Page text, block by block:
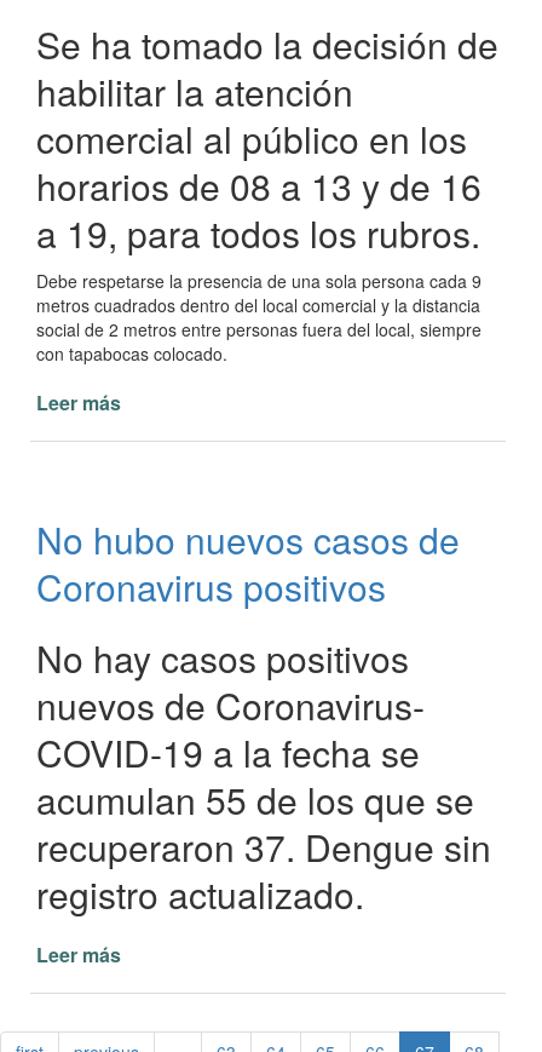
horas
Se ha tomado la decisión de
habilitar la atención
comercial al público en los
horarios de 08 a 13 y de 16
a 19, para todos los rubros.
Debe respetarse la presencia de una sola persona cada 9
metros cuadrados dentro del local comercial y la distancia
social de 2 metros entre personas fuera del local, siempre
con tapabocas colocado.
Leer más
Crisis
de
Paso
Patria
No hubo nuevos casos de
Coronavirus positivos
No hay casos positivos
nuevos de Coronavirus-
COVID-19 a la fecha se
acumulan 55 de los que se
recuperaron 37. Dengue sin
registro actualizado.
Leer más
nuevos